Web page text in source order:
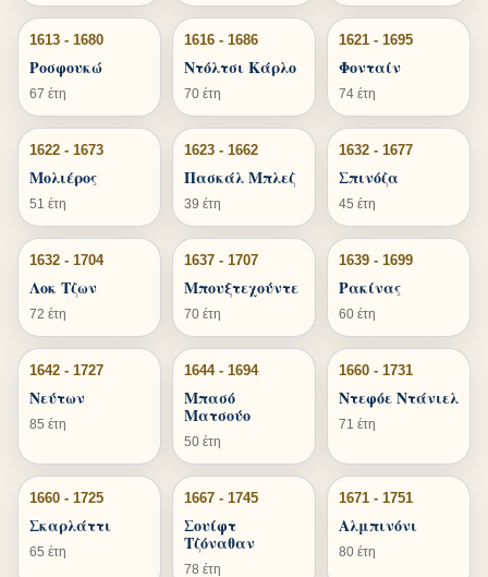
1613 - 1680
Ροσφουκώ
67 έτη
1616 - 1686
Ντόλτσι Κάρλο
70 έτη
1621 - 1695
Φονταίν
74 έτη
1622 - 1673
Μολιέρος
51 έτη
1623 - 1662
Πασκάλ Μπλεζ
39 έτη
1632 - 1677
Σπινόζα
45 έτη
1632 - 1704
Λοκ Τζων
72 έτη
1637 - 1707
Μπουξτεχούντε
70 έτη
1639 - 1699
Ρακίνας
60 έτη
1642 - 1727
Νεύτων
85 έτη
1644 - 1694
Μπασό
Ματσούο
50 έτη
1660 - 1731
Ντεφόε Ντάνιελ
71 έτη
1660 - 1725
Σκαρλάττι
65 έτη
1667 - 1745
Σουίφτ
Τζόναθαν
78 έτη
1671 - 1751
Αλμπινόνι
80 έτη